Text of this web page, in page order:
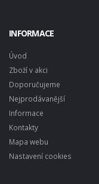
INFORMACE
Úvod
Zboží v akci
Doporučujeme
Nejprodávanější
Informace
Kontakty
Mapa webu
Nastavení cookies